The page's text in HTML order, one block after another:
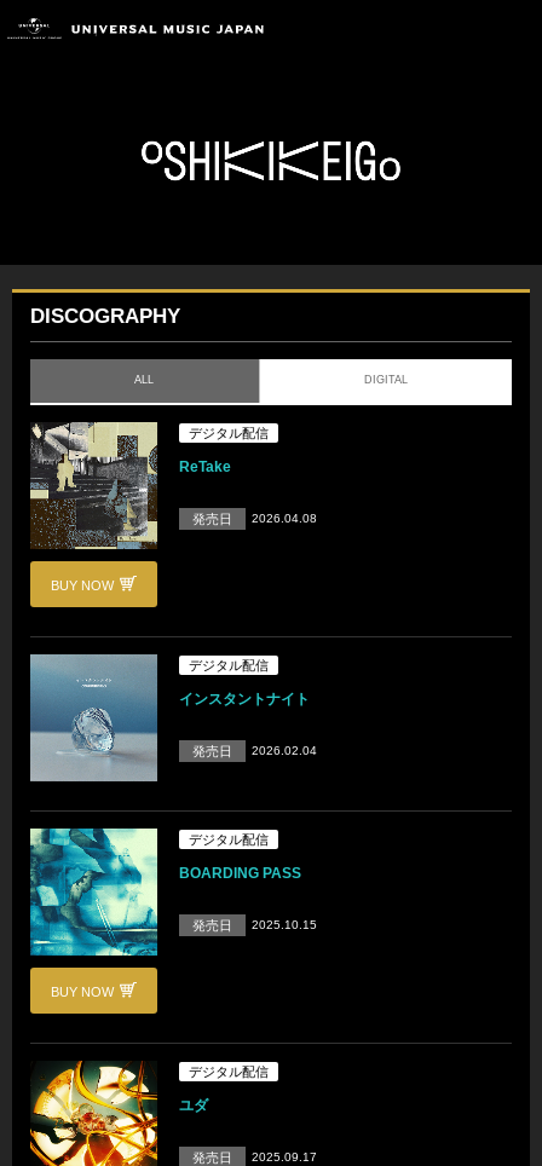
DISCOGRAPHY
ALL DIGITAL
BUY NOW
デジタル配信
ReTake
発売日 2026.04.08
デジタル配信
インスタントナイト
発売日 2026.02.04
BUY NOW
デジタル配信
BOARDING PASS
発売日 2025.10.15
デジタル配信
ユダ
発売日 2025.09.17